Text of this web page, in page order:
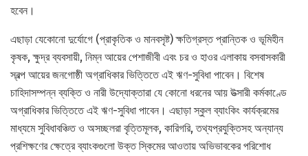
হবেন।
এছাড়া যেকোনো দুর্যোগে (প্রাকৃতিক ও মানবসৃষ্ট) ক্ষতিগ্রস্ত প্রান্তিক ও ভূমিহীন
কৃষক, ক্ষুদ্র ব্যবসায়ী, নিম্ন আয়ের পেশাজীবী এবং চর ও হাওর এলাকায় বসবাসকারী
স্বল্প আয়ের জনগোষ্ঠী অগ্রাধিকার ভিত্তিতে এই ঋণ-সুবিধা পাবেন। বিশেষ
চাহিদাসম্পন্ন ব্যক্তি ও নারী উদ্যোক্তারা যে কোনো ধরনের আয় উত্সারী কর্মকাণ্ডে
অগ্রাধিকার ভিত্তিতে এই ঋণ-সুবিধা পাবেন। এছাড়া স্কুল ব্যাংকিং কার্যক্রমের
মাধ্যমে সুবিধাবঞ্চিত ও অসচ্ছলরা বৃত্তিমূলক, কারিগরি, তথ্যপ্রযুক্তিসহ অন্যান্য
প্রশিক্ষণের ক্ষেত্রে ব্যাংকগুলো উক্ত স্কিমের আওতায় অভিভাবকের পরিশোধ